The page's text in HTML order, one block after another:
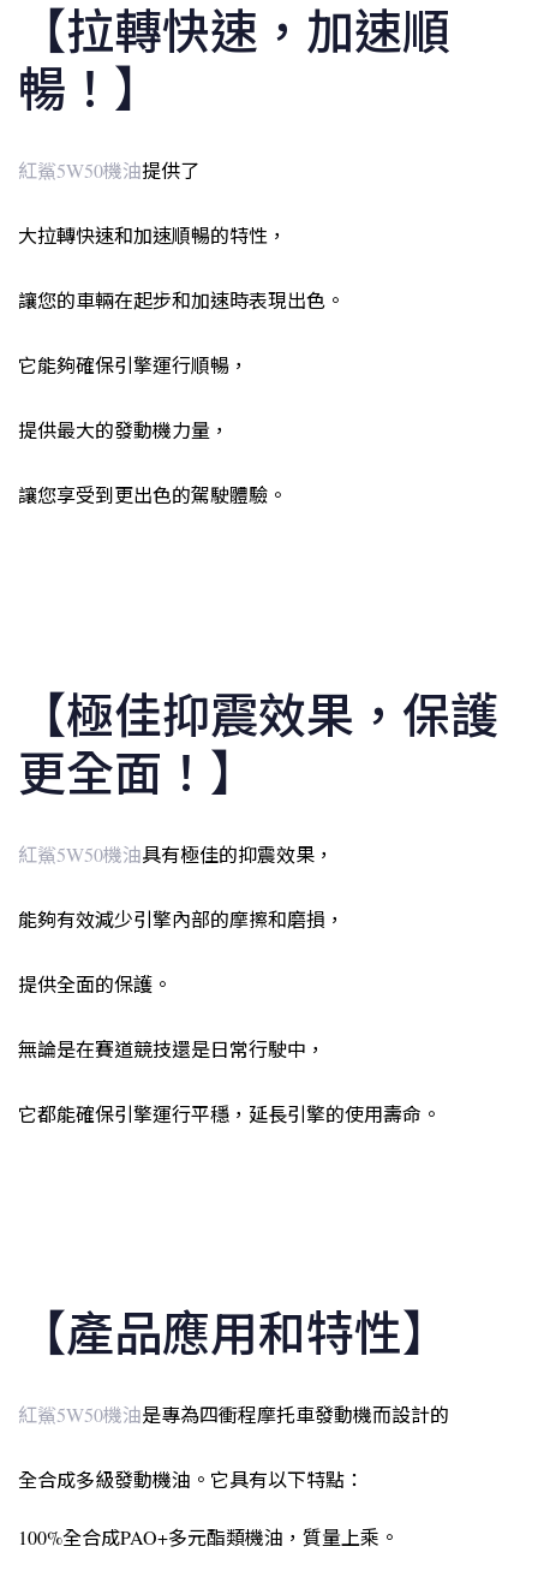
【拉轉快速，加速順
暢！】
紅鯊5W50機油提供了
大拉轉快速和加速順暢的特性，
讓您的車輛在起步和加速時表現出色。
它能夠確保引擎運行順暢，
提供最大的發動機力量，
讓您享受到更出色的駕駛體驗。
【極佳抑震效果，保護
更全面！】
紅鯊5W50機油具有極佳的抑震效果，
能夠有效減少引擎內部的摩擦和磨損，
提供全面的保護。
無論是在賽道競技還是日常行駛中，
它都能確保引擎運行平穩，延長引擎的使用壽命。
【產品應用和特性】
紅鯊5W50機油是專為四衝程摩托車發動機而設計的
全合成多級發動機油。它具有以下特點：
100%全合成PAO+多元酯類機油，質量上乘。